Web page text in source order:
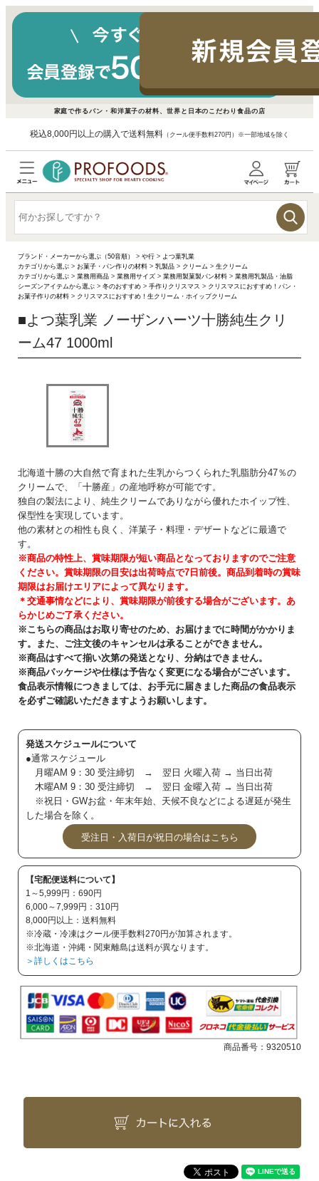
家庭で作るパン・和洋菓子の材料、世界と日本のこだわり食品の店
税込8,000円以上の購入で送料無料 （クール便手数料270円）※一部地域を除く
ブランド・メーカーから選ぶ（50音順） >や行 > よつ葉乳業
カテゴリから選ぶ > お菓子・パン作りの材料 >乳製品 > クリーム >生クリーム
カテゴリから選ぶ >業務用商品 >業務用サイズ >業務用製菓製パン材料 >業務用乳製品・油脂
シーズンアイテムから選ぶ >冬のおすすめ >手作りクリスマス > クリスマスにおすすめ！パン・
お菓子作りの材料 > クリスマスにおすすめ！生クリーム・ホイップクリーム
■よつ葉乳業 ノーザンハーツ十勝純生クリ
ーム47 1000ml
北海道十勝の大自然で育まれた生乳からつくられた乳脂肪分47％の
クリームで、「十勝産」の産地呼称が可能です。
独自の製法により、純生クリームでありながら優れたホイップ性、
保型性を実現しています。
他の素材との相性も良く、洋菓子・料理・デザートなどに最適で
す。
※商品の特性上、賞味期限が短い商品となっておりますのでご注意
ください。賞味期限の目安は出荷時点で7日前後。商品到着時の賞味
期限はお届けエリアによって異なります。
＊交通事情などにより、賞味期限が前後する場合がございます。あ
らかじめご了承ください。
※こちらの商品はお取り寄せのため、お届けまでに時間がかかりま
す。また、ご注文後のキャンセルは承ることができません。
※商品はすべて揃い次第の発送となり、分納はできません。
※商品パッケージや仕様は予告なく変更になる場合がございます。
食品表示情報につきましては、お手元に届きました商品の食品表示
を必ずご確認いただきますようお願いします。
発送スケジュールについて
●通常スケジュール
月曜AM 9：30 受注締切 → 翌日 火曜入荷 → 当日出荷
木曜AM 9：30 受注締切 → 翌日 金曜入荷 → 当日出荷
※祝日・GWお盆・年末年始、天候不良などによる遅延が発生
した場合を除く。
受注日・入荷日が祝日の場合はこちら
【宅配便送料について】
1～5,999円：690円
6,000～7,999円：310円
8,000円以上：送料無料
※冷蔵・冷凍はクール便手数料270円が加算されます。
※北海道・沖縄・関東離島は送料が異なります。
＞詳しくはこちら
商品番号： 9320510